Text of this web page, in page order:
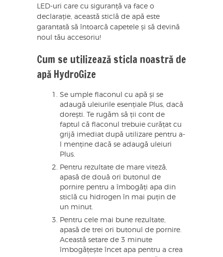
LED-uri care cu siguranță va face o
declarație, această sticlă de apă este
garantată să întoarcă capetele și să devină
noul tău accesoriu!
Cum se utilizează sticla noastră de
apă HydroGize
Se umple flaconul cu apă și se
adaugă uleiurile esențiale Plus, dacă
dorești. Te rugăm să ții cont de
faptul că flaconul trebuie curățat cu
grijă imediat după utilizare pentru a-
l menține dacă se adaugă uleiuri
Plus.
Pentru rezultate de mare viteză,
apasă de două ori butonul de
pornire pentru a îmbogăți apa din
sticlă cu hidrogen în mai puțin de
un minut.
Pentru cele mai bune rezultate,
apasă de trei ori butonul de pornire.
Această setare de 3 minute
îmbogățește încet apa pentru a crea